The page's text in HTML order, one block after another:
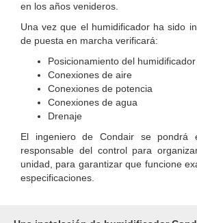
en los años venideros.
Una vez que el humidificador ha sido
de puesta en marcha verificará:
Posicionamiento del humidificador
Conexiones de aire
Conexiones de potencia
Conexiones de agua
Drenaje
El ingeniero de Condair se pondrá
responsable del control para
unidad, para garantizar que funcione
especificaciones.